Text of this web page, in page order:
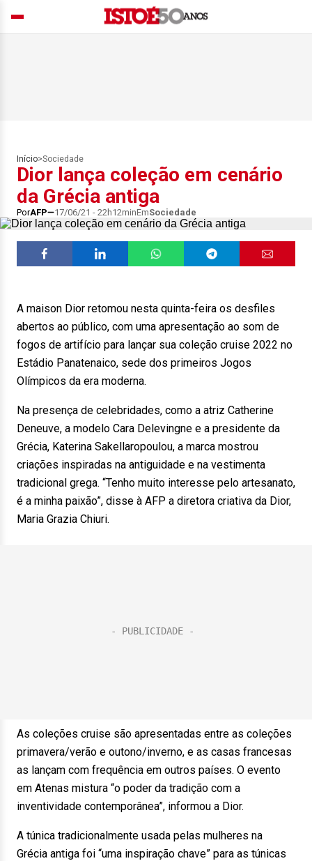
Início>Sociedade
Dior lança coleção em cenário
da Grécia antiga
PorAFP 17/06/21 - 22h12minEmSociedade
A maison Dior retomou nesta quinta-feira os desfiles
abertos ao público, com uma apresentação ao som de
fogos de artifício para lançar sua coleção cruise 2022 no
Estádio Panatenaico, sede dos primeiros Jogos
Olímpicos da era moderna.
Na presença de celebridades, como a atriz Catherine
Deneuve, a modelo Cara Delevingne e a presidente da
Grécia, Katerina Sakellaropoulou, a marca mostrou
criações inspiradas na antiguidade e na vestimenta
tradicional grega. “Tenho muito interesse pelo artesanato,
é a minha paixão”, disse à AFP a diretora criativa da Dior,
Maria Grazia Chiuri.
As coleções cruise são apresentadas entre as coleções
primavera/verão e outono/inverno, e as casas francesas
as lançam com frequência em outros países. O evento
em Atenas mistura “o poder da tradição com a
inventividade contemporânea”, informou a Dior.
A túnica tradicionalmente usada pelas mulheres na
Grécia antiga foi “uma inspiração chave” para as túnicas